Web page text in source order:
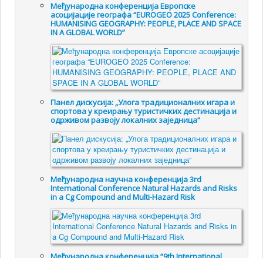
Међународна конференција Европске
асоцијације географа “EUROGEO 2025 Conference:
HUMANISING GEOGRAPHY: PEOPLE, PLACE AND SPACE
IN A GLOBAL WORLD”
Панел дискусија: „Улога традиционалних игара и
спортова у креирању туристичких дестинација и
одрживом развоју локалних заједница“
Међународна научна конференција 3rd
International Conference Natural Hazards and Risks
in a Cg Compound and Multi-Hazard Risk